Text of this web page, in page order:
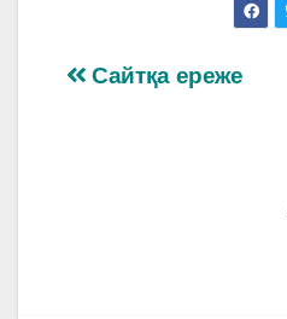
e
at
s
Навигация
Сайтқа ереже